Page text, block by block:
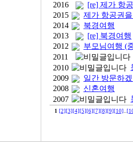
2016
[re] 제가 항
2015
제가 항공권
2014
북경여행
2013
[re] 북경여행
2012
부모님여행 (
2011
2010
2009
일간 방문하
2008
신혼여행
2007
1 [2] [3] [4] [5] [6] [7] [8] [9] [10]